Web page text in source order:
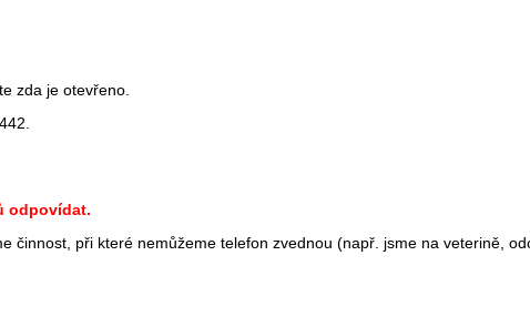
zda je otevřeno.
odpovídat.
činnost, při které nemůžeme telefon zvednou (např. jsme na veterině,